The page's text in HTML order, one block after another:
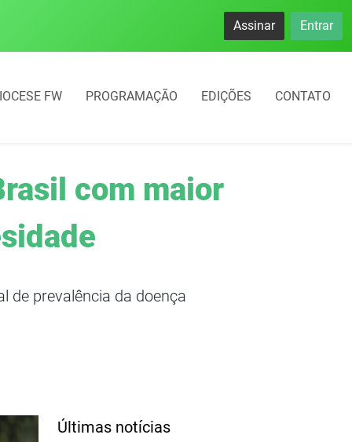
rotativo começará em 10 dias em Frederico
Assinar Entrar
FW PROGRAMAÇÃO EDIÇÕES CONTATO
com maior
de prevalência da doença
Últimas notícias